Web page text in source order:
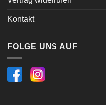
Kontakt
FOLGE UNS AUF